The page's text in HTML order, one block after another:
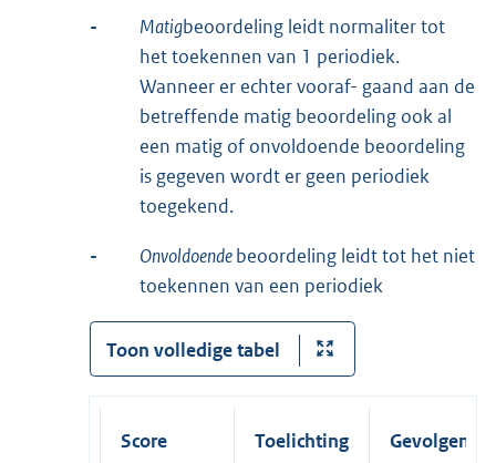
- Matigbeoordeling leidt normaliter tot
het toekennen van 1 periodiek.
Wanneer er echter vooraf- gaand aan de
betreffende matig beoordeling ook al
een matig of onvoldoende beoordeling
is gegeven wordt er geen periodiek
toegekend.
- Onvoldoendebeoordeling leidt tot het niet
toekennen van een periodiek
Toon volledige tabel
Score Toelichting Gevolgen